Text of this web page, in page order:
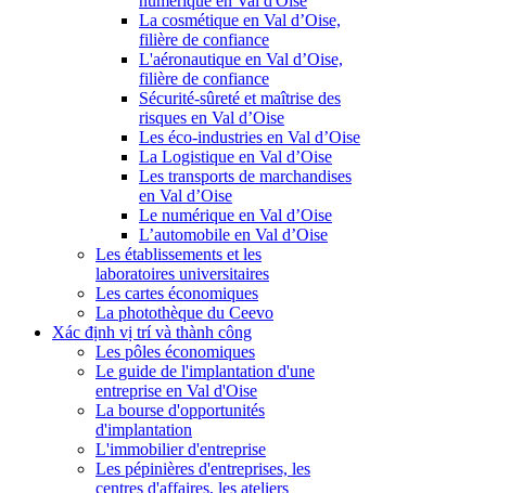
La cosmétique en Val d’Oise,
filière de confiance
L'aéronautique en Val d’Oise,
filière de confiance
Sécurité-sûreté et maîtrise des
risques en Val d’Oise
Les éco-industries en Val d’Oise
La Logistique en Val d’Oise
Les transports de marchandises
en Val d’Oise
Le numérique en Val d’Oise
L’automobile en Val d’Oise
Les établissements et les
laboratoires universitaires
Les cartes économiques
La photothèque du Ceevo
Xác định vị trí và thành công
Les pôles économiques
Le guide de l'implantation d'une
entreprise en Val d'Oise
La bourse d'opportunités
d'implantation
L'immobilier d'entreprise
Les pépinières d'entreprises, les
centres d'affaires, les ateliers